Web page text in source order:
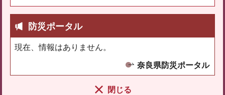
防災ポータル
現在、情報はありません。
奈良県防災ポータル
閉じる